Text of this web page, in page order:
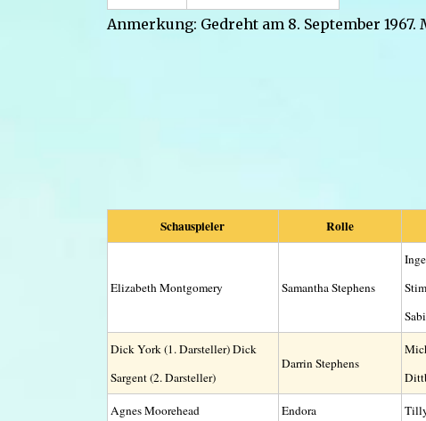
Anmerkung: Gedreht am 8. September
Schauspieler Rolle
Elizabeth Montgomery Samantha Stephens
Dick York (1. Darsteller) Dick
Sargent (2. Darsteller)
Darrin Stephens
Agnes Moorehead Endora